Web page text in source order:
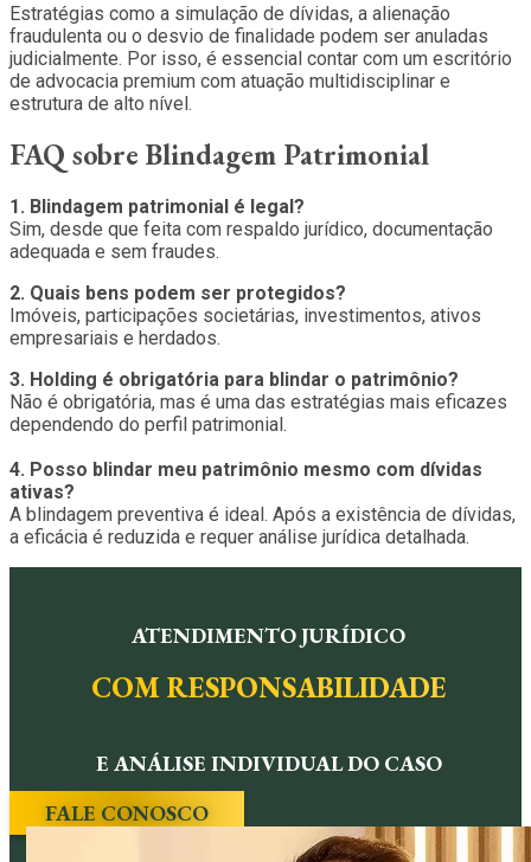
Estratégias como a simulação de dívidas, a alienação
fraudulenta ou o desvio de finalidade podem ser anuladas
judicialmente. Por isso, é essencial contar com um escritório
de advocacia premium com atuação multidisciplinar e
estrutura de alto nível.
FAQ sobre Blindagem Patrimonial
1. Blindagem patrimonial é legal?
Sim, desde que feita com respaldo jurídico, documentação
adequada e sem fraudes.
2. Quais bens podem ser protegidos?
Imóveis, participações societárias, investimentos, ativos
empresariais e herdados.
3. Holding é obrigatória para blindar o patrimônio?
Não é obrigatória, mas é uma das estratégias mais eficazes
dependendo do perfil patrimonial.
4. Posso blindar meu patrimônio mesmo com dívidas
ativas?
A blindagem preventiva é ideal. Após a existência de dívidas,
a eficácia é reduzida e requer análise jurídica detalhada.
ATENDIMENTO JURÍDICO
COM RESPONSABILIDADE
E ANÁLISE INDIVIDUAL DO CASO
FALE CONOSCO